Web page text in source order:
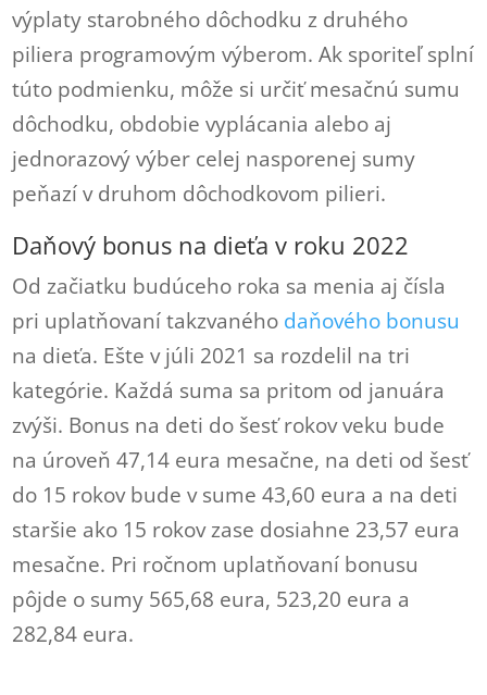
výplaty starobného dôchodku z druhého
piliera programovým výberom. Ak sporiteľ splní
túto podmienku, môže si určiť mesačnú sumu
dôchodku, obdobie vyplácania alebo aj
jednorazový výber celej nasporenej sumy
peňazí v druhom dôchodkovom pilieri.
Daňový bonus na dieťa v roku 2022
Od začiatku budúceho roka sa menia aj čísla
pri uplatňovaní takzvaného daňového bonusu
na dieťa. Ešte v júli 2021 sa rozdelil na tri
kategórie. Každá suma sa pritom od januára
zvýši. Bonus na deti do šesť rokov veku bude
na úroveň 47,14 eura mesačne, na deti od šesť
do 15 rokov bude v sume 43,60 eura a na deti
staršie ako 15 rokov zase dosiahne 23,57 eura
mesačne. Pri ročnom uplatňovaní bonusu
pôjde o sumy 565,68 eura, 523,20 eura a
282,84 eura.